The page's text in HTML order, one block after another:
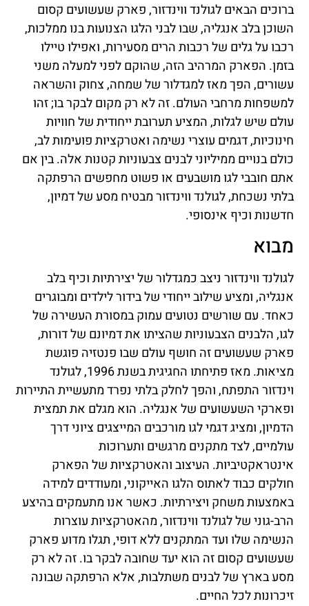
ברוכים הבאים לגולנד ווינדזור, פארק שעשועים קסום
השוכן בלב אנגליה, שבו לבני הלגו הצנועות בנו ממלכות,
רכבו על גלים של רכבות הרים מסעירות, ואפילו טיילו
בזמן. הפארק המרהיב הזה, שהוקם לפני למעלה משני
עשורים, הפך מאז למגדלור של שמחה, צחוק והשראה
למשפחות מרחבי העולם. זה לא רק מקום לבקר בו; זהו
עולם שיש לגלות, המציע תערובת ייחודית של חוויות
חינוכיות, דגמים עוצרי נשימה ואטרקציות פועימות לב,
כולם בנויים ממיליוני לבנים צבעוניות קטנות אלה. בין אם
אתם חובבי לגו מושבעים או פשוט מחפשים הרפתקה
בלתי נשכחת, לגולנד ווינדזור מבטיח מסע של דמיון,
חדשנות וכיף אינסופי.
מבוא
לגולנד ווינדזור ניצב כמגדלור של יצירתיות וכיף בלב
אנגליה, ומציע שילוב ייחודי של בידור לילדים ומבוגרים
כאחד. עם שורשים נטועים עמוק במסורת העשירה של
לגו, הלבנים הצבעוניות שהציתו את דמיונם של דורות,
פארק שעשועים זה חושף עולם שבו פנטזיה פוגשת
מציאות. מאז פתיחתו החגיגית בשנת 1996, לגולנד
וינדזור התפתח, והפך לחלק בלתי נפרד מתעשיית התיירות
ופארקי השעשועים של אנגליה. הוא מגלם את תמצית
הדמיון, ומציג דגמי לגו מורכבים המייצגים ציוני דרך
עולמיים, לצד מתקנים מרגשים ותערוכות
אינטראקטיביות. העיצוב והאטרקציות של הפארק
חולקים כבוד לאתוס הלגו האייקוני, ומעודדים למידה
באמצעות משחק ויצירתיות. כאשר אנו מתעמקים בהיצע
הרב-גוני של לגולנד ווינדזור, מהאטרקציות עוצרות
הנשימה שלו ועד המתקנים ללא דופי, תגלו מדוע פארק
שעשועים קסום זה הוא יעד שחובה לבקר בו. זה לא רק
מסע בארץ של לבנים משתלבות, אלא הרפתקה שבונה
זיכרונות לכל החיים.